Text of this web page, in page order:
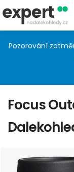
Pozorování
Focus